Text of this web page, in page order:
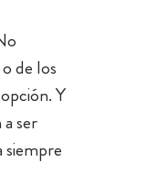
de los
Y
ser
siempre